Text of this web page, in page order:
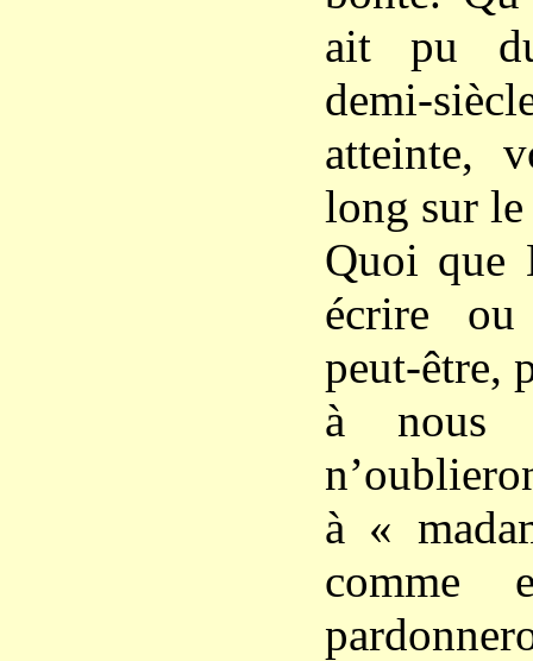
ait pu
demi-
atteinte,
long sur le
Quoi que
écrire
peut-être,
à nous
à «
comme